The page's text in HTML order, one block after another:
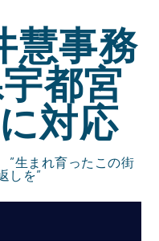
慧事務
都宮
対応
生まれ育ったこの街
しを”